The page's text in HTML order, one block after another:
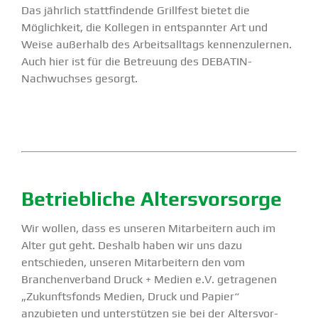
Das jährlich statt­fin­dende Grillfest bietet die
Möglichkeit, die Kollegen in entspannter Art und
Weise außerhalb des Arbeits­alltags kennen­zu­lernen.
Auch hier ist für die Betreuung des DEBATIN-
Nachwuchses gesorgt.
Betrieb­liche Alters­vor­sorge
Wir wollen, dass es unseren Mitar­beitern auch im
Alter gut geht. Deshalb haben wir uns dazu
entschieden, unseren Mitar­beitern den vom
Branchen­verband Druck + Medien e.V. getra­genen
„Zukunfts­fonds Medien, Druck und Papier“
anzubieten und unter­stützen sie bei der Alters­vor­